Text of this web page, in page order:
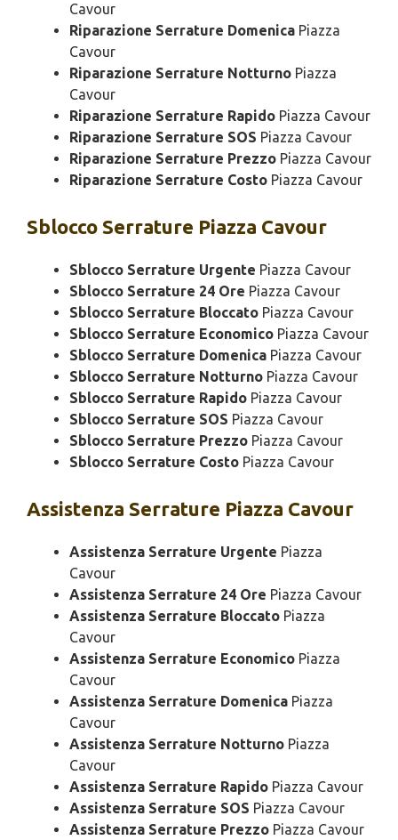
Cavour
Riparazione Serrature Domenica Piazza
Cavour
Riparazione Serrature Notturno Piazza
Cavour
Riparazione Serrature Rapido Piazza Cavour
Riparazione Serrature SOS Piazza Cavour
Riparazione Serrature Prezzo Piazza Cavour
Riparazione Serrature Costo Piazza Cavour
Sblocco Serrature Piazza Cavour
Sblocco Serrature Urgente Piazza Cavour
Sblocco Serrature 24 Ore Piazza Cavour
Sblocco Serrature Bloccato Piazza Cavour
Sblocco Serrature Economico Piazza Cavour
Sblocco Serrature Domenica Piazza Cavour
Sblocco Serrature Notturno Piazza Cavour
Sblocco Serrature Rapido Piazza Cavour
Sblocco Serrature SOS Piazza Cavour
Sblocco Serrature Prezzo Piazza Cavour
Sblocco Serrature Costo Piazza Cavour
Assistenza Serrature Piazza Cavour
Assistenza Serrature Urgente Piazza
Cavour
Assistenza Serrature 24 Ore Piazza Cavour
Assistenza Serrature Bloccato Piazza
Cavour
Assistenza Serrature Economico Piazza
Cavour
Assistenza Serrature Domenica Piazza
Cavour
Assistenza Serrature Notturno Piazza
Cavour
Assistenza Serrature Rapido Piazza Cavour
Assistenza Serrature SOS Piazza Cavour
Assistenza Serrature Prezzo Piazza Cavour